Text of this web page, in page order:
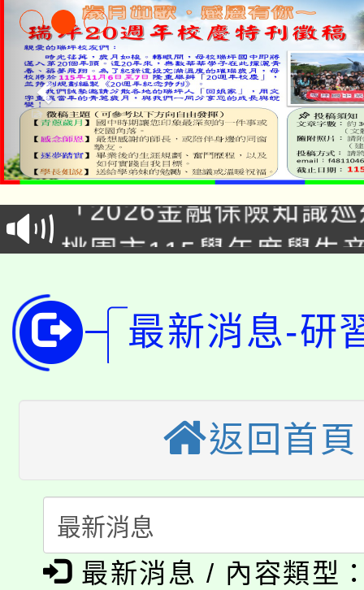
公告本校115學年度第
代理(課)教師甄選結果(
「2026金融保險知識
車」活動
桃園市115學年度學生
代理(課)教師甄選結果(
公告本校115學年度第
代理(課)教師甄選結果(
轉知中國文化大學推廣
《TA101》溝通分析基
程，歡迎學生輔導中心
心理、諮商輔導、社會
系所師生報名參加。
轉知苗栗縣政府辦理
縣市「校園短影音徵
門員」簡章及活動海報
踴躍報名參加。
桃園市115學年度學生
要點
「桃園市補助參觀特色
展演活動實施計畫」
115年度「教育部表揚
義教育推展貢獻獎」
公告本校115學年度第
最新消息-研
返回首頁
最新消息 / 內容類型